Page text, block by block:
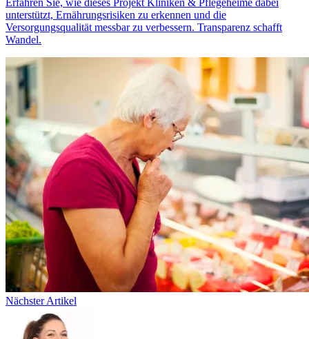
Erfahren Sie, wie dieses Projekt Kliniken & Pflegeheime dabei
unterstützt, Ernährungsrisiken zu erkennen und die
Versorgungsqualität messbar zu verbessern. Transparenz schafft
Wandel.
Nächster Artikel